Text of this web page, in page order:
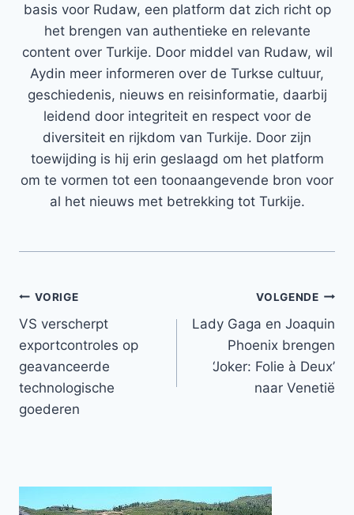
basis voor Rudaw, een platform dat zich richt op
het brengen van authentieke en relevante
content over Turkije. Door middel van Rudaw, wil
Aydin meer informeren over de Turkse cultuur,
geschiedenis, nieuws en reisinformatie, daarbij
leidend door integriteit en respect voor de
diversiteit en rijkdom van Turkije. Door zijn
toewijding is hij erin geslaagd om het platform
om te vormen tot een toonaangevende bron voor
al het nieuws met betrekking tot Turkije.
Bericht
navigatie
VORIGE
VS verscherpt
exportcontroles op
geavanceerde
technologische
goederen
VOLGENDE
Lady Gaga en Joaquin
Phoenix brengen
‘Joker: Folie à Deux’
naar Venetië